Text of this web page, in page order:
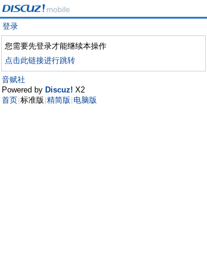
登录
您需要先登录才能继续本操作
点击此链接进行跳转
音赋社
Powered by Discuz! X2
首页 标准版 精简版 电脑版